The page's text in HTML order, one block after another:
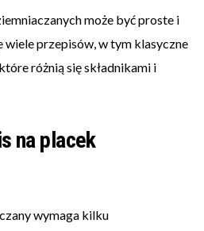
może być proste i
wiele przepisów, w tym klasyczne
różnią się składnikami i
na placek
wymaga kilku